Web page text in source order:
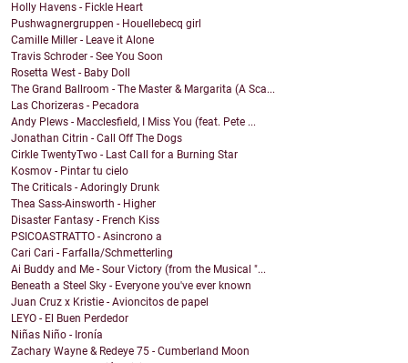
Holly Havens - Fickle Heart
Pushwagnergruppen - Houellebecq girl
Camille Miller - Leave it Alone
Travis Schroder - See You Soon
Rosetta West - Baby Doll
The Grand Ballroom - The Master & Margarita (A Sca...
Las Chorizeras - Pecadora
Andy Plews - Macclesfield, I Miss You (feat. Pete ...
Jonathan Citrin - Call Off The Dogs
Cirkle TwentyTwo - Last Call for a Burning Star
Kosmov - Pintar tu cielo
The Criticals - Adoringly Drunk
Thea Sass-Ainsworth - Higher
Disaster Fantasy - French Kiss
PSICOASTRATTO - Asincrono a
Cari Cari - Farfalla/Schmetterling
Ai Buddy and Me - Sour Victory (from the Musical "...
Beneath a Steel Sky - Everyone you've ever known
Juan Cruz x Kristie - Avioncitos de papel
LEYO - El Buen Perdedor
Niñas Niño - Ironía
Zachary Wayne & Redeye 75 - Cumberland Moon